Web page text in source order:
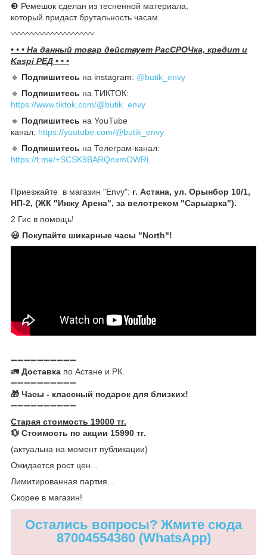
❸ Ремешок сделан из тесненной материала,
который придаст брутальность часам.
〰️〰️〰️〰️〰️〰️〰️〰️〰️〰️
• • • На данный товар действует РасСРОЧка, кредит и
Kaspi РЕД • • •
🔹️ Подпишитесь на instagram: @butik_envy
🔹️ Подпишитесь на ТИКТОК:
https://www.tiktok.com/@butik_envy
🔹️ Подпишитесь на YouTube
канал: https://youtube.com/@butik_envy
🔹️ Подпишитесь на Телеграм-канал:
https://t.me/+SCSK9BARQnxmOWRi
Приезжайте в магазин "Envy": г. Астана, ул. Орынбор 10/1,
НП-2, (ЖК "Инжу Арена", за велотреком "Сарыарка").
2 Гис в помощь!
😃 Покупайте шикарные часы "North"!
➖➖➖➖➖➖➖➖➖➖
🚛 Доставка по Астане и РК.
➖➖➖➖➖➖➖➖➖➖
🎁 Часы - классный подарок для близких!
➖➖➖➖➖➖➖➖➖➖
Старая стоимость 19000 тг.
💱 Стоимость по акции 15990 тг.
(актуальна на момент публикации)
Ожидается рост цен...
Лимитированная партия...
Скорее в магазин!
Остались вопросы? Жмите сюда
87004554360 (WhatsApp)